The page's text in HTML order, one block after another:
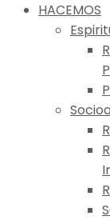
HACEMOS